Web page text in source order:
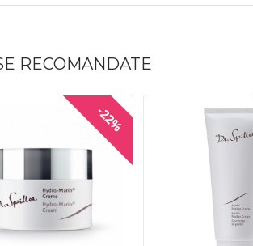
RECOMANDATE
-22%